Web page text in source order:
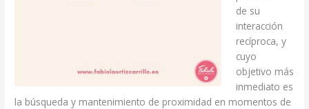
de su
interacción
recíproca, y
cuyo
objetivo más
inmediato es
la búsqueda y mantenimiento de proximidad en momentos de